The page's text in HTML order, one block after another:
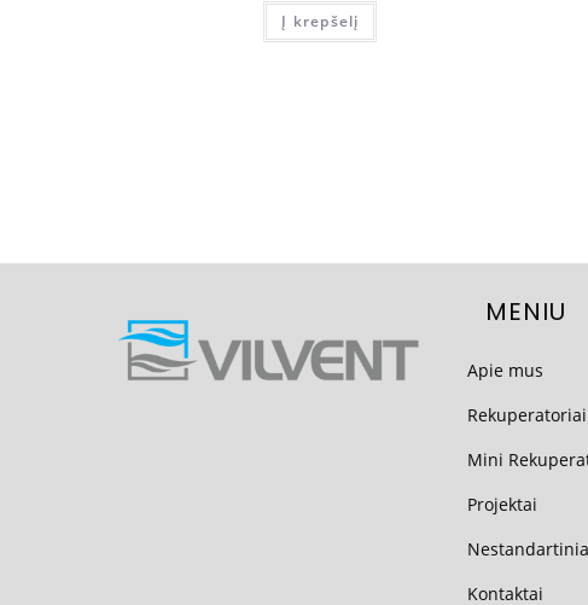
Į krepšelį
MENIU
Apie mus
Rekuperatoriai
Mini
Projektai
Kontaktai